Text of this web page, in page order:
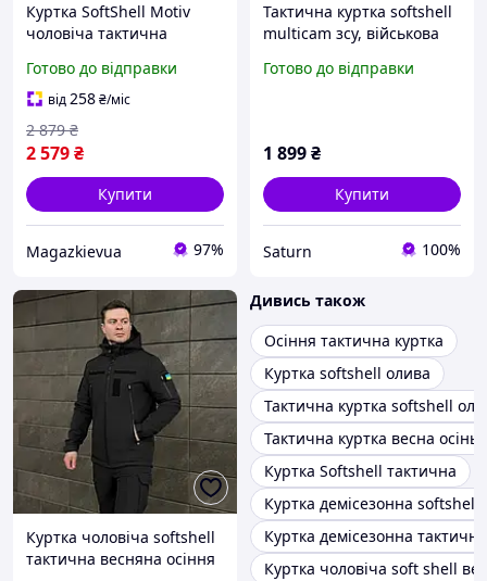
Куртка SoftShell Motiv
чоловіча тактична
капюшоном Софт Шелл
на флісі чорна
Готово до відправки
від258₴/міс
2 579₴
2 879 ₴
Купити
Magazkievua 97%
Тактична куртка softshell
multicam зсу, військова
куртка весняна на флісі
Готово до відправки
1 899₴
Купити
Saturn 100%
Куртка чоловіча softshell
тактична весняна осіння
Дивись також
Осіння тактична куртка
Куртка softshell олива
Тактична куртка softshell
Тактична куртка весна осінь
Куртка Softshell тактична
Куртка демісезонна softshell
Куртка демісезонна тактична
Куртка чоловіча soft shell